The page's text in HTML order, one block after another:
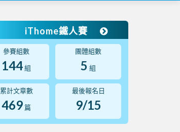
iThome鐵人賽
參賽組數
144組
團體組數
5 組
累計文章數
469 篇
最後報名日
9/15